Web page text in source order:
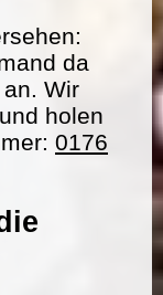
da
Wir
holen
0176